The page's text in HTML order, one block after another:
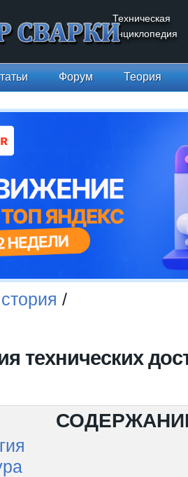
Техническая
энциклопедия
Форум Теория
/
технических